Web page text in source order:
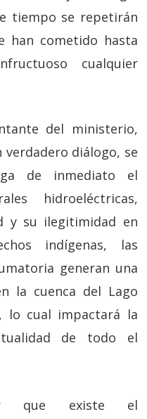
tiempo se repetirán
han cometido hasta
cualquier
del ministerio,
diálogo, se
de inmediato el
hidroeléctricas,
y su ilegitimidad en
indígenas, las
generan una
la cuenca del Lago
lo cual impactará la
de todo el
que existe el